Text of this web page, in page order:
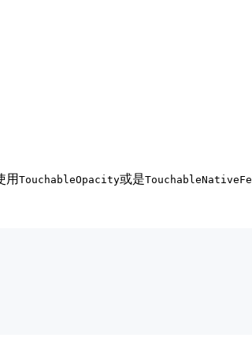
用TouchableOpacity或是